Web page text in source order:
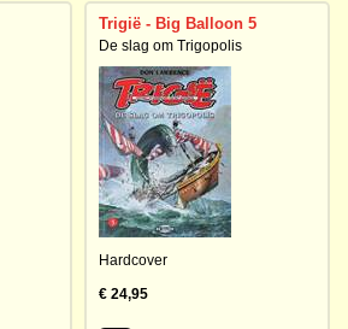
Trigië - Big Balloon 5
De slag om Trigopolis
Hardcover
€ 24,95